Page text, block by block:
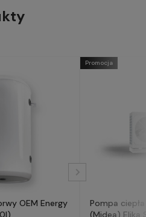
OEM Energy
Pompa
(Midea) Elika
Promocja